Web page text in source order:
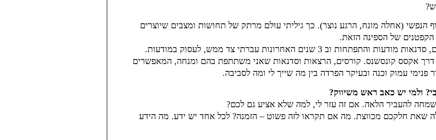
(אחלה מונח, הרגע נוצר). כך גיליתי עולם מרתק של תחושות ומצבים שיוצרים
של הספינה הזאת.
המסע עבר דרך שיטת גרינברג 3 שנים, סדנאות מודעות והתפתחות וב 3 שנים האחרונות עברתי צד ממש, לעסוק במודעות.
דרך אקסס קונסשנס. קורסים, הרצאות וסדנאות שאני משתתפת בהם ומנחה, המאפשרים
פנימי עמוק וכנה ובעיקר הפרדה בין מה שייך לי ומה לסביבה.
ולמי יש כאב ראש משיווק?
שמחה להעביר הלאה. אם זה עזר לי, למה שלא אציע גם לכם?
שאת חלקכם מכווצת. מה אם תקראו לזה פשוט – הזמנה? לכל אחד יש ידע. מה הידע